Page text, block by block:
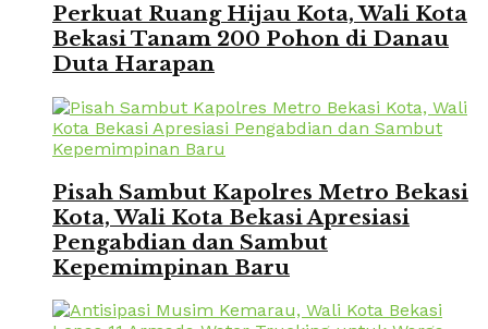
Perkuat Ruang Hijau Kota, Wali Kota
Bekasi Tanam 200 Pohon di Danau
Duta Harapan
Pisah Sambut Kapolres Metro Bekasi
Kota, Wali Kota Bekasi Apresiasi
Pengabdian dan Sambut
Kepemimpinan Baru